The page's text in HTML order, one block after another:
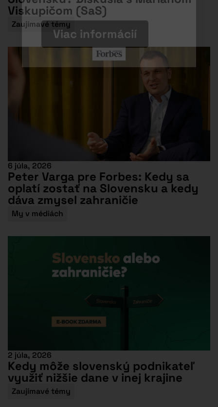
Viskupičom (SaS)
Zaujímavé témy
6 júla, 2026
Peter Varga pre Forbes: Kedy sa
oplatí zostať na Slovensku a kedy
dáva zmysel zahraničie
My v médiách
2 júla, 2026
Kedy môže slovenský podnikateľ
využiť nižšie dane v inej krajine
Zaujímavé témy
Viac informácií